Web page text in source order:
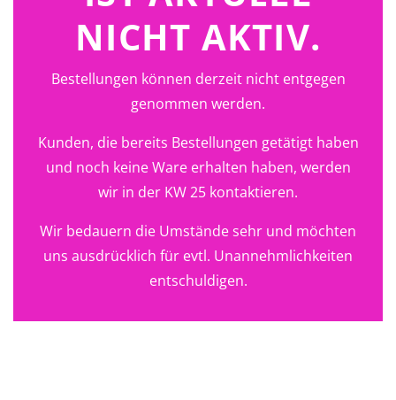
NICHT AKTIV.
Bestellungen können derzeit nicht entgegen
genommen werden.
Kunden, die bereits Bestellungen getätigt haben
und noch keine Ware erhalten haben, werden
wir in der KW 25 kontaktieren.
Wir bedauern die Umstände sehr und möchten
uns ausdrücklich für evtl. Unannehmlichkeiten
entschuldigen.